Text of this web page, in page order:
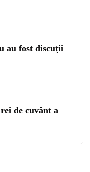
au fost discuţii
de cuvânt a